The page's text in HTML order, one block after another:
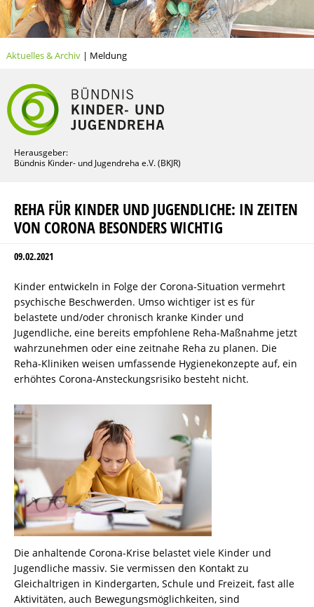
Aktuelles & Archiv| Meldung
Herausgeber:
Bündnis Kinder- und Jugendreha e.V. (BKJR)
REHA FÜR KINDER UND JUGENDLICHE: IN ZEITEN
VON CORONA BESONDERS WICHTIG
09.02.2021
Kinder entwickeln in Folge der Corona-Situation vermehrt
psychische Beschwerden. Umso wichtiger ist es für
belastete und/oder chronisch kranke Kinder und
Jugendliche, eine bereits empfohlene Reha-Maßnahme jetzt
wahrzunehmen oder eine zeitnahe Reha zu planen. Die
Reha-Kliniken weisen umfassende Hygienekonzepte auf, ein
erhöhtes Corona-Ansteckungsrisiko besteht nicht.
Die anhaltende Corona-Krise belastet viele Kinder und
Jugendliche massiv. Sie vermissen den Kontakt zu
Gleichaltrigen in Kindergarten, Schule und Freizeit, fast alle
Aktivitäten, auch Bewegungsmöglichkeiten, sind